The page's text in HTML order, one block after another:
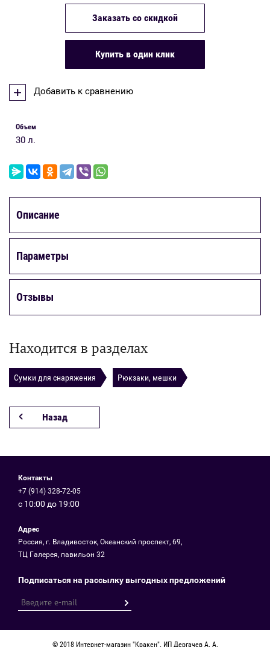
Заказать со скидкой
Купить в один клик
Добавить к сравнению
Объем
30 л.
Описание
Параметры
Отзывы
Находится в разделах
Сумки для снаряжения Рюкзаки, мешки
Назад
Контакты
+7 (914) 328-72-05
с 10:00 до 19:00
Адрес
Россия, г. Владивосток, Океанский проспект, 69,
ТЦ Галерея, павильон 32
Подписаться на рассылку выгодных предложений
© 2018 Интернет-магазин "Кракен". ИП Дергачев А. А.